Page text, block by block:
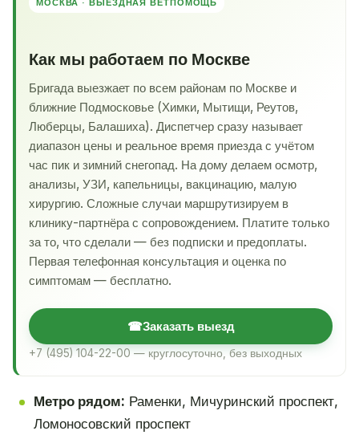
Как мы работаем по Москве
Бригада выезжает по всем районам по Москве и
ближние Подмосковье (Химки, Мытищи, Реутов,
Люберцы, Балашиха). Диспетчер сразу называет
диапазон цены и реальное время приезда с учётом
час пик и зимний снегопад. На дому делаем осмотр,
анализы, УЗИ, капельницы, вакцинацию, малую
хирургию. Сложные случаи маршрутизируем в
клинику-партнёра с сопровождением. Платите только
за то, что сделали — без подписки и предоплаты.
Первая телефонная консультация и оценка по
симптомам — бесплатно.
☎Заказать выезд
+7 (495) 104-22-00 — круглосуточно, без выходных
Метро рядом: Раменки, Мичуринский проспект,
Ломоносовский проспект